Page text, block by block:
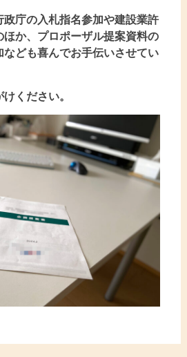
庁の入札指名参加や建設業許
か、プロポーザル提案資料の
ども喜んでお手伝いさせてい
ください。